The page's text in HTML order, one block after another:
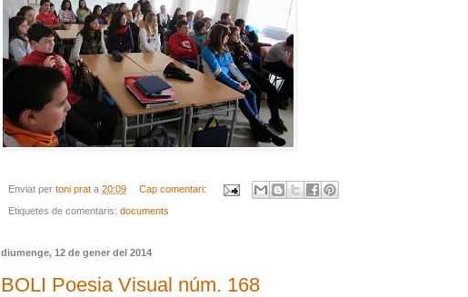
Enviat per toni prat a 20:09 Cap comentari:
Etiquetes de comentaris: documents
diumenge, 12 de gener del 2014
BOLI Poesia Visual núm. 168